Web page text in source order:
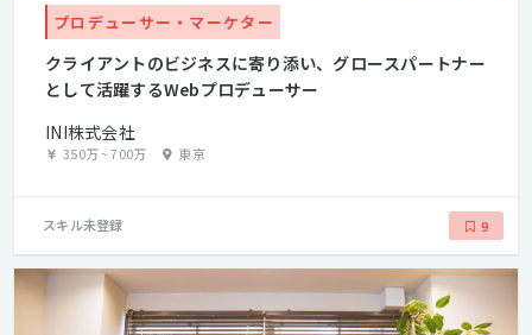
プロデューサー・マーケター
クライアントのビジネスに寄り添い、グロースパートナー
として活躍するWebプロデューサー
INI株式会社
350万~700万 東京
スキル未登録 9